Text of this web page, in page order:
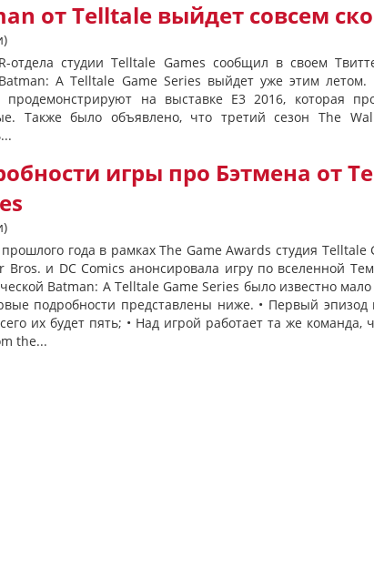
от Telltale выйдет совсем
отдела студии Telltale Games сообщил в своем
A Telltale Game Series выйдет уже этим
продемонстрируют на выставке Е3 2016, которая
Также было объявлено, что третий сезон The
игры про Бэтмена от
года в рамках The Game Awards студия Telltale
Bros. и DC Comics анонсировала игру по вселенной
Batman: A Telltale Game Series было известно
подробности представлены ниже. • Первый эпизод
их будет пять; • Над игрой работает та же команда,
the...